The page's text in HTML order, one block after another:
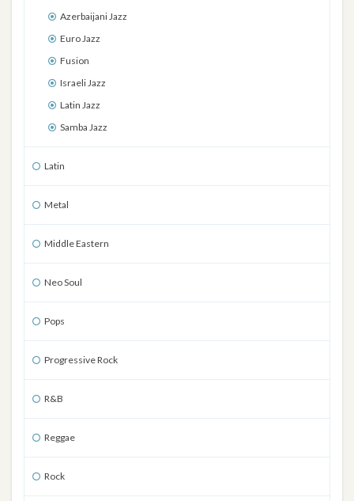
Azerbaijani Jazz
Euro Jazz
Fusion
Israeli Jazz
Latin Jazz
Samba Jazz
Latin
Metal
Middle Eastern
Neo Soul
Pops
Progressive Rock
R&B
Reggae
Rock